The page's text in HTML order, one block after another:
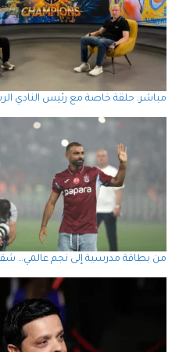
مباشر: حلقة خاصة مع رئيس النادي
من بطاقة مدرسية إلى نجم عالمي…